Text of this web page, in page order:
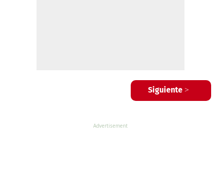
Siguiente >